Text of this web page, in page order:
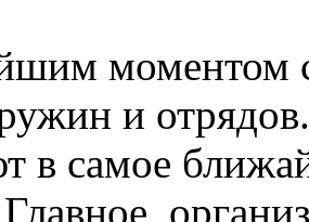
моментом
и
в самое